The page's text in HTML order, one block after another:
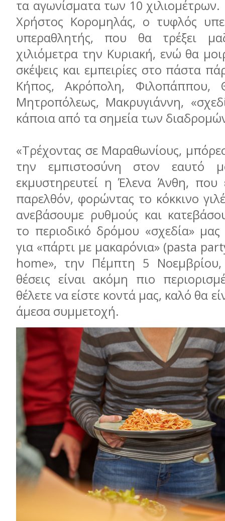
τα αγωνίσματα των 10 χιλιομέτρων.
Χρήστος Κορομηλάς, ο τυφλός
υπεραθλητής, που θα τρέξει
χιλιόμετρα την Κυριακή, ενώ θα
σκέψεις και εμπειρίες στο πάστα
Κήπος, Ακρόπολη, Φιλοπάππου,
Μητροπόλεως, Μακρυγιάννη,
κάποια από τα σημεία των
«Τρέχοντας σε Μαραθωνίους,
την εμπιστοσύνη στον εαυτό
εκμυστηρευτεί η Έλενα Άνθη, που
παρελθόν, φορώντας το κόκκινο
ανεβάσουμε ρυθμούς και
το περιοδικό δρόμου «σχεδία» μας
για «πάρτι με μακαρόνια» (pasta
home», την Πέμπτη 5
θέσεις είναι ακόμη πιο
θέλετε να είστε κοντά μας, καλό θα
άμεσα συμμετοχή.